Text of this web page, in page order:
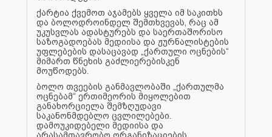
ქარტია ქვემოთ აჯამებს ყველა იმ საკითხს
და ბოლოდროინდელ შემთხვევას, რაც ამ
უკუსვლას ადასტურებს და საერთაშორისო
საზოგადოებას მედიისა და ჟურნალისტების
უფლებების დასაცავად „ქართული ოცნების“
მიმართ წნეხის გაძლიერებისკენ
მოუწოდებს.
ბოლო თვეების განმავლობაში „ქართულმა
ოცნებამ“ ერთიმეორის მიყოლებით
განახორციელა შემზღუდავი
საკანონმდებლო ცვლილებები.
დამოუკიდებელი მედიისა და
არასამთავრობო ორგანიზაციების